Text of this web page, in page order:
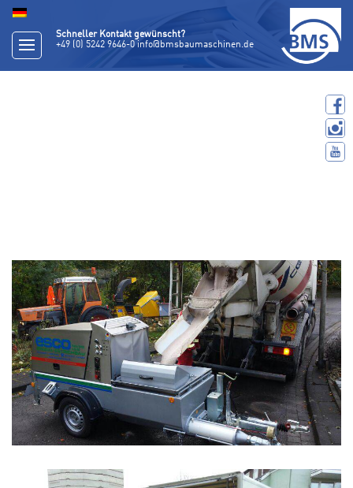
Schneller Kontakt gewünscht?
+49 (0) 5242 9646-0 info@bmsbaumaschinen.de